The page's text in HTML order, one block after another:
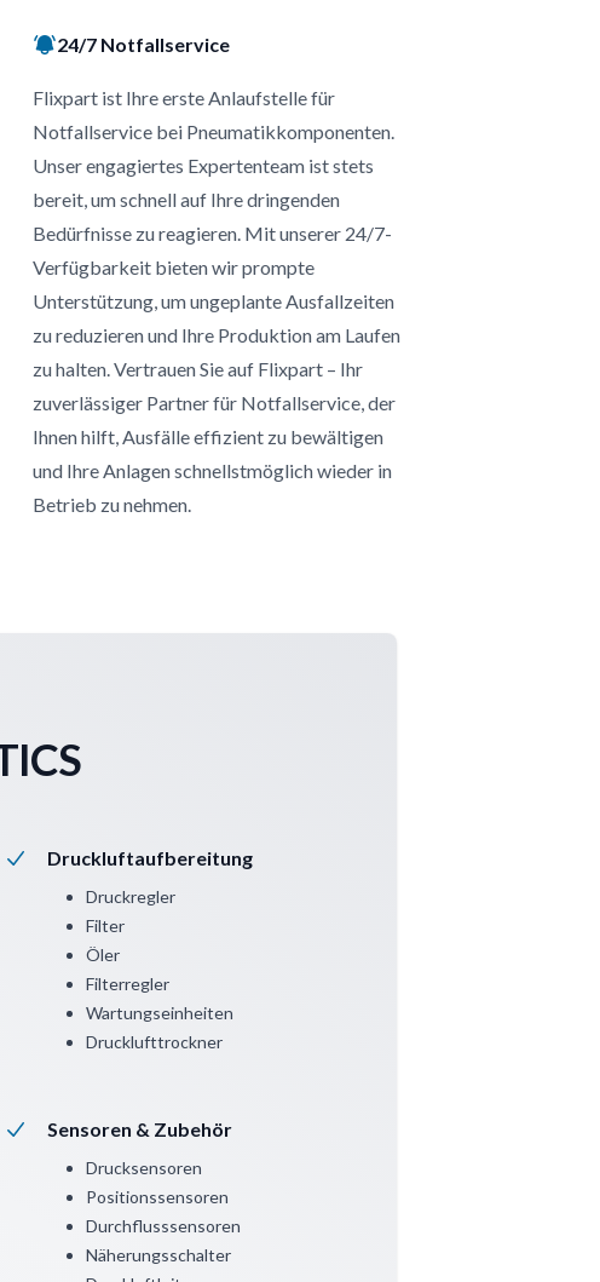
24/7 Notfallservice
Flixpart ist Ihre erste Anlaufstelle für
Notfallservice bei Pneumatikkomponenten.
Unser engagiertes Expertenteam ist stets
bereit, um schnell auf Ihre dringenden
Bedürfnisse zu reagieren. Mit unserer 24/7-
Verfügbarkeit bieten wir prompte
Unterstützung, um ungeplante Ausfallzeiten
zu reduzieren und Ihre Produktion am Laufen
zu halten. Vertrauen Sie auf Flixpart – Ihr
zuverlässiger Partner für Notfallservice, der
Ihnen hilft, Ausfälle effizient zu bewältigen
und Ihre Anlagen schnellstmöglich wieder in
Betrieb zu nehmen.
Druckluftaufbereitung
Druckregler
Filter
Öler
Filterregler
Wartungseinheiten
Drucklufttrockner
Sensoren & Zubehör
Drucksensoren
Positionssensoren
Durchflusssensoren
Näherungsschalter